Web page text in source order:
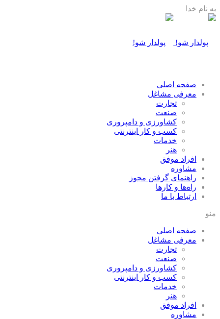
به نام خدا
صفحه اصلی
معرفی مشاغل
تجارت
صنعت
كشاورزی و دامپروری
كسب و كار اينترنتی
خدمات
هنر
افراد موفق
مشاوره
راهنمای گرفتن مجوز
راه‌ها و كارها
ارتباط با ما
منو
صفحه اصلی
معرفی مشاغل
تجارت
صنعت
كشاورزی و دامپروری
كسب و كار اينترنتی
خدمات
هنر
افراد موفق
مشاوره